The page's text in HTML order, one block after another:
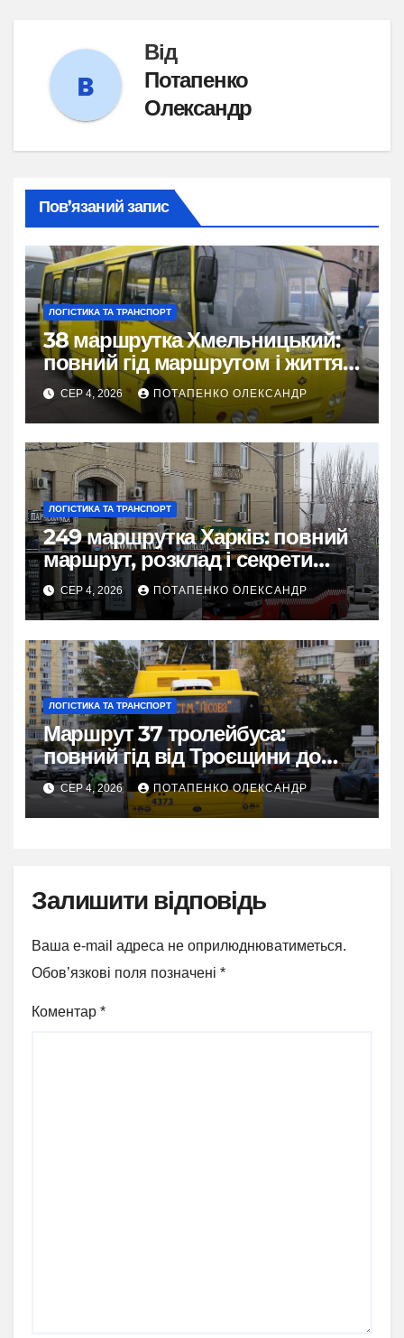
Від
Потапенко
Олександр
Пов’язаний запис
ЛОГІСТИКА ТА ТРАНСПОРТ
38 маршрутка Хмельницький:
повний гід маршрутом і життям
міста
СЕР 4, 2026 ПОТАПЕНКО ОЛЕКСАНДР
ЛОГІСТИКА ТА ТРАНСПОРТ
249 маршрутка Харків: повний
маршрут, розклад і секрети
зручної поїздки
СЕР 4, 2026 ПОТАПЕНКО ОЛЕКСАНДР
ЛОГІСТИКА ТА ТРАНСПОРТ
Маршрут 37 тролейбуса:
повний гід від Троєщини до
метро Лісова
СЕР 4, 2026 ПОТАПЕНКО ОЛЕКСАНДР
Залишити відповідь
Ваша e-mail адреса не оприлюднюватиметься.
Обов’язкові поля позначені *
Коментар *